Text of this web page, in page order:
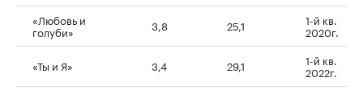
«Любовь и
голуби» 3,8 25,1 1-й кв.
2020г.
«Ты и Я» 3,4 29,1 1-й кв.
2022г.